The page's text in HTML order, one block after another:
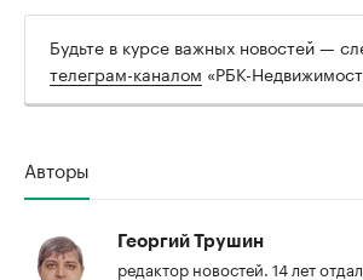
Будьте в курсе важных новостей —
телеграм-каналом «РБК-
Авторы
Георгий Трушин
редактор новостей. 14 лет